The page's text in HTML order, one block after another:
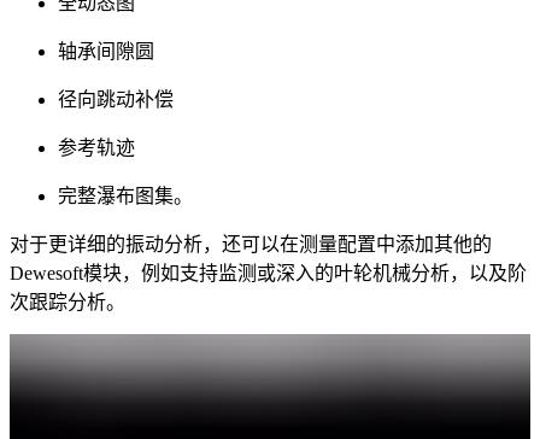
轴承间隙圆
径向跳动补偿
参考轨迹
完整瀑布图集。
对于更详细的振动分析，还可以在测量配置中添加其他的
Dewesoft模块，例如支持监测或深入的叶轮机械分析，以及阶
次跟踪分析。